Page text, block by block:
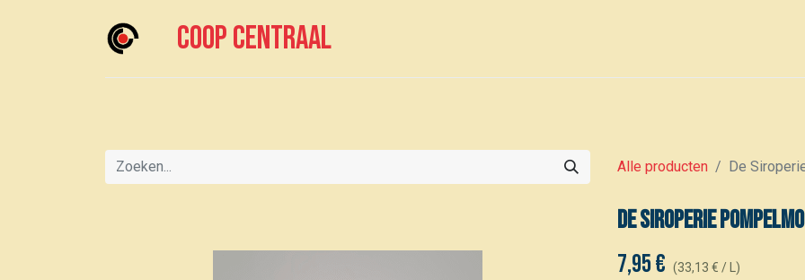
Coop centraal
Alle producten De
De Siroperie
7,95€ (33,13 € / )